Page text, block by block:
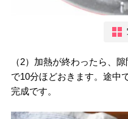
（2）加熱が終わったら、
で10分ほどおきます。途中
完成です。